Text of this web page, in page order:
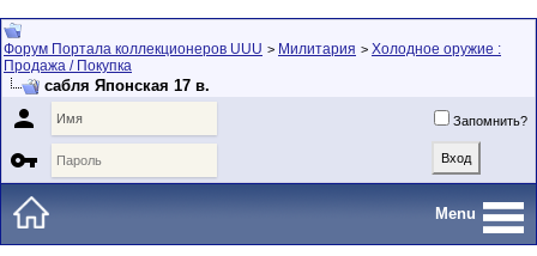
Форум Портала коллекционеров UUU > Милитария > Холодное оружие :
Продажа / Покупка
сабля Японская 17 в.
 Запомнить?

Menu